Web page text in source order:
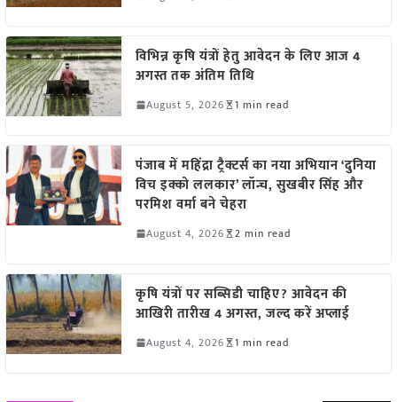
विभिन्न कृषि यंत्रों हेतु आवेदन के लिए आज 4
अगस्त तक अंतिम तिथि
August 5, 2026 1 min read
पंजाब में महिंद्रा ट्रैक्टर्स का नया अभियान ‘दुनिया
विच इक्को ललकार’ लॉन्च, सुखबीर सिंह और
परमिश वर्मा बने चेहरा
August 4, 2026 2 min read
कृषि यंत्रों पर सब्सिडी चाहिए? आवेदन की
आखिरी तारीख 4 अगस्त, जल्द करें अप्लाई
August 4, 2026 1 min read